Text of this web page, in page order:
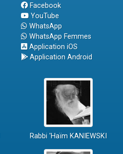
Facebook
YouTube
WhatsApp
WhatsApp Femmes
Application iOS
Application Android
Rabbi 'Haïm KANIEWSKI